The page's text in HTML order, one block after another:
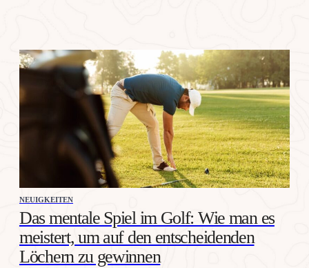
NEUIGKEITEN
Das mentale Spiel im Golf: Wie man es
meistert, um auf den entscheidenden
Löchern zu gewinnen